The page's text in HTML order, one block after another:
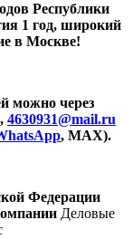
Республики
1 год, широкий
в Москве!
можно через
, 4630931@mail.ru
, MAX).
Федерации
Деловые